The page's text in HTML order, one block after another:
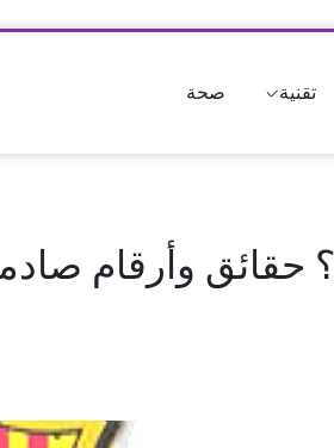
تقنية صحة
حقائق وأرقام